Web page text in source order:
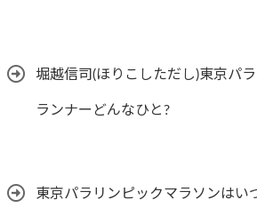
堀越信司(ほりこしただし)東京パ
ランナーどんなひと?
東京パラリンピックマラソンはい